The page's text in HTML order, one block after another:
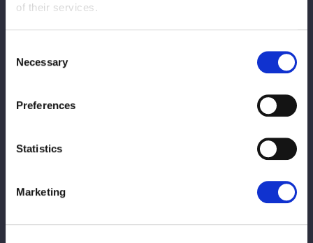
of their services.
Selection
Necessary
Preferences
Statistics
Marketing
描き起こしイラスト「PAINT THE RING」